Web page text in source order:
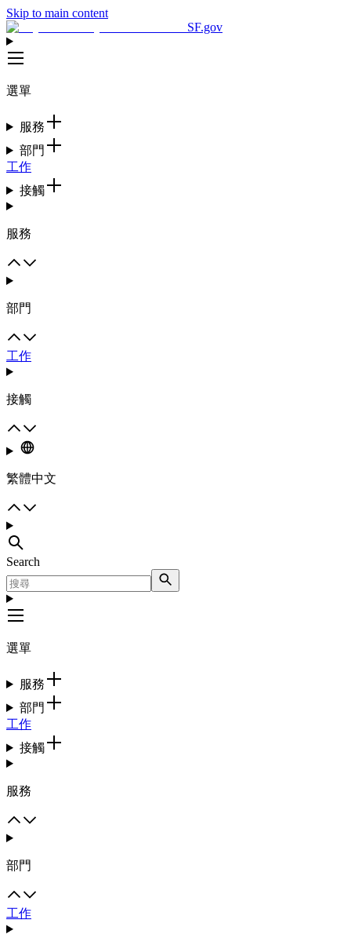
Skip to main content
SF.gov
選單
服務
部門
工作
接觸
服務
部門
工作
接觸
繁體中文
Search
選單
服務
部門
工作
接觸
服務
部門
工作